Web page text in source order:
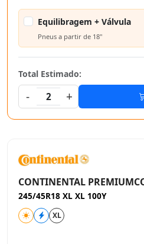
Equilibragem + Válvula
Pneus a partir de 18"
Total Estimado:
-
2 +
CONTINENTAL
245/45R18 XL XL 100Y
XL